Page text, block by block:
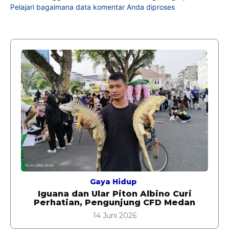
Pelajari bagaimana data komentar Anda diproses
Gaya Hidup
Iguana dan Ular Piton Albino Curi
Perhatian, Pengunjung CFD Medan
14 Juni 2026